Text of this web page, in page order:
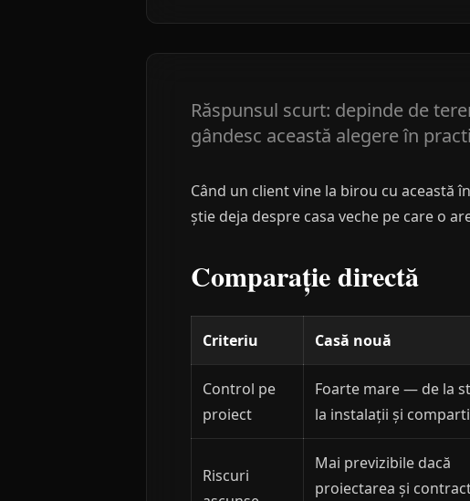
Răspunsul scurt: depinde de
gândesc această alegere în
Când un client vine la birou cu această
știe deja despre casa veche pe care o
Comparație directă
Criteriu Casă nouă
Control pe
proiect
Foarte mare — de la
la instalații și
Riscuri
Mai previzibile dacă
proiectarea și